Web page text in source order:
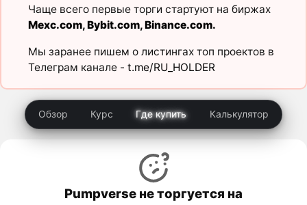
Чаще всего первые торги стартуют на биржах
Mexc.com,Bybit.com,Binance.com.
Мы заранее пишем о листингах топ проектов в
Телеграм канале - t.me/RU_HOLDER
Обзор Курс Где купить Калькулятор
Pumpverse не торгуется на